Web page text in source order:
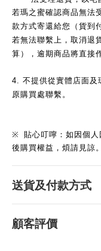
若瑪之蜜確認商品無法
款方式寄還給您（貨到
若無法聯繫上，取消退
算），逾期商品將直接
4. 不提供從實體店面及
原購買處聯繫。
※
貼心叮嚀：如因個
後購買權益，煩請見諒。
送貨及付款方式
顧客評價